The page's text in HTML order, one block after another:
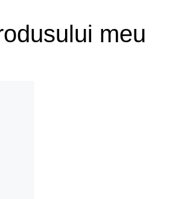
meu